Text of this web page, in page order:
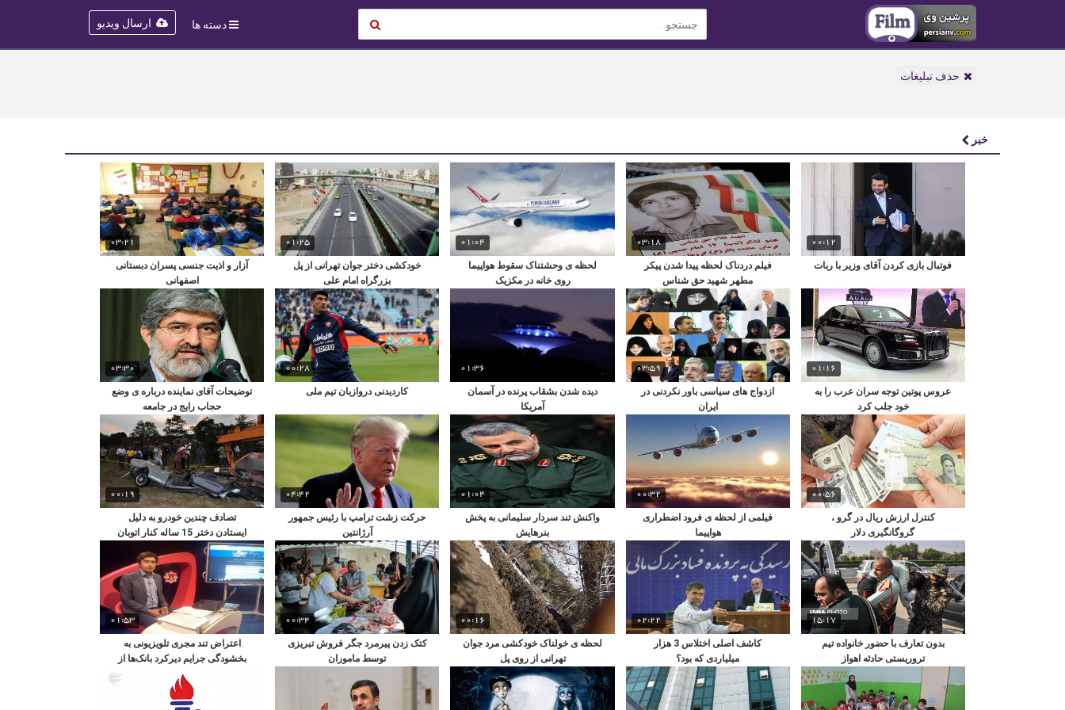
ارسال ویدیو دسته ها
حذف تبلیغات
خبر
00:12
فوتبال بازی کردن آقای وزیر با ربات
03:18
فیلم دردناک لحظه پیدا شدن پیکر
مطهر شهید حق شناس
01:04
لحظه ی وحشتناک سقوط هواپیما
روی خانه در مکزیک
01:25
خودکشی دختر جوان تهرانی از پل
بزرگراه امام علی
03:21
آزار و اذیت جنسی پسران دبستانی
اصفهانی
01:16
عروس پوتین توجه سران عرب را به
خود جلب کرد
03:59
ازدواج‌ های سیاسی باور نکردنی در
ایران
01:36
دیده شدن بشقاب پرنده در آسمان
آمریکا
00:28
کاردیدنی دروازبان تیم ملی
03:30
توضیحات آقای نماینده درباره ی وضع
حجاب رایج در جامعه
00:56
کنترل ارزش ریال در گرو ،
گروگانگیری دلار
00:32
فیلمی از لحظه ی فرود اضطراری
هواپیما
01:04
واکنش تند سردار سلیمانی به پخش
بنرهایش
04:42
حرکت زشت ترامپ با رئیس جمهور
آرژانتین
00:19
تصادف چندین خودرو به دلیل
ایستادن دختر 15 ساله کنار اتوبان
15:17
بدون تعارف با حضور خانواده تیم
تروریستی حادثه اهواز
02:22
کاشف اصلی اختلاس 3 هزار
میلیاردی که بود؟
00:16
لحظه ی خولناک خودکشی مرد جوان
تهرانی از روی پل
00:34
کتک زدن پیرمرد جگر فروش تبریزی
توسط ماموران
01:53
اعتراض تند مجری تلویزیونی به
بخشودگی جرایم دیرکرد بانک‌ها از
جیب مردم